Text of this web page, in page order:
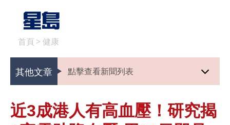
首頁 > 健康
其他文章 點擊查看新聞列表
近3成港人有高血壓！研究揭